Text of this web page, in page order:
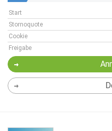
Start
Stornoquote
Cookie
Freigabe